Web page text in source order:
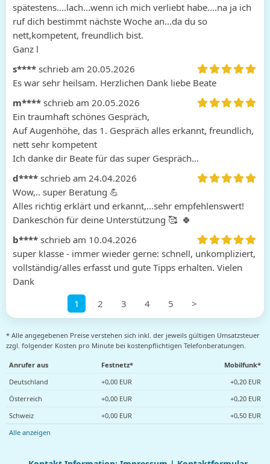
spätestens....lach...wenn ich mich verliebt habe....na ja ich
ruf dich bestimmt nächste Woche an...da du so
nett,kompetent, freundlich bist.
Ganz l
s**** schrieb am 20.05.2026
Es war sehr heilsam. Herzlichen Dank liebe Beate
m**** schrieb am 20.05.2026
Ein traumhaft schönes Gespräch,
Auf Augenhöhe, das 1. Gespräch alles erkannt, freundlich,
nett sehr kompetent
Ich danke dir Beate für das super Gespräch...
d**** schrieb am 24.04.2026
Wow,.. super Beratung 💪
Alles richtig erklärt und erkannt,…sehr empfehlenswert!
Dankeschön für deine Unterstützung 🥰  🍀
b**** schrieb am 10.04.2026
super klasse - immer wieder gerne: schnell, unkompliziert,
vollständig/alles erfasst und gute Tipps erhalten. Vielen
Dank
1
2 3 4 5 >
* Alle angegebenen Preise verstehen sich inkl. der jeweils gültigen Umsatzsteuer
zzgl. folgender Kosten pro Minute bei kostenpflichtigen Telefonberatungen.
Anrufer aus Festnetz*
Mobilfunk*
Deutschland
+0,00 EUR
+0,20 EUR
Österreich
+0,00 EUR
+0,20 EUR
Schweiz
+0,00 EUR
+0,50 EUR
Alle anzeigen